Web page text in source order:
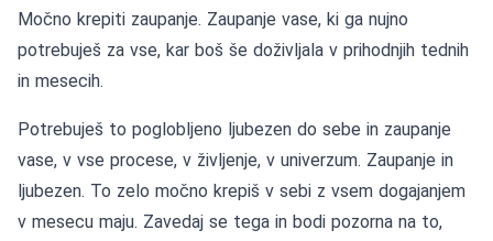
Močno krepiti zaupanje. Zaupanje vase, ki ga nujno
potrebuješ za vse, kar boš še doživljala v prihodnjih tednih
in mesecih.
Potrebuješ to poglobljeno ljubezen do sebe in zaupanje
vase, v vse procese, v življenje, v univerzum. Zaupanje in
ljubezen. To zelo močno krepiš v sebi z vsem dogajanjem
v mesecu maju. Zavedaj se tega in bodi pozorna na to,